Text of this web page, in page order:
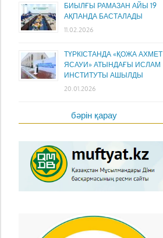
БИЫЛҒЫ РАМАЗАН АЙЫ 19
АҚПАНДА БАСТАЛАДЫ
11.02.2026
ТҮРКІСТАНДА «ҚОЖА АХМЕТ
ЯСАУИ» АТЫНДАҒЫ ИСЛАМ
ИНСТИТУТЫ АШЫЛДЫ
20.01.2026
бәрін қарау